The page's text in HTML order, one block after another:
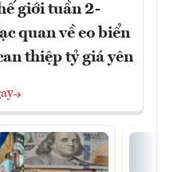
giới tuần 2-
quan về eo biển
thiệp tỷ giá yên